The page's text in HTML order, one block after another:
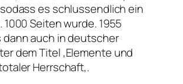
es schlussendlich ein
1000 Seiten wurde. 1955
auch in deutscher
dem Titel ‚Elemente und
Herrschaft‚.